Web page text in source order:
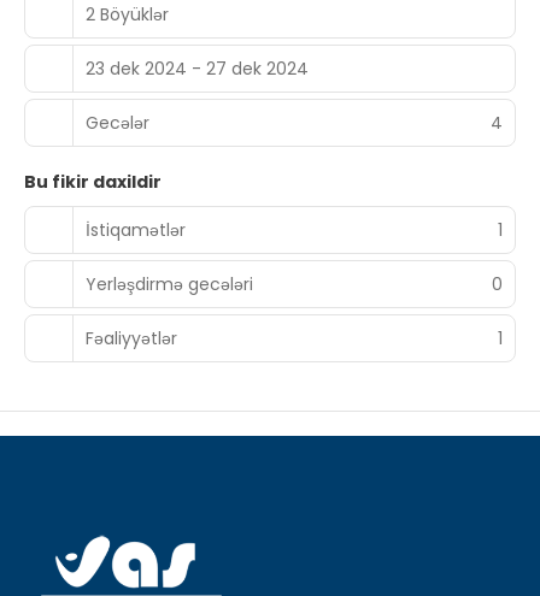
2 Böyüklər
23 dek 2024 - 27 dek 2024
Gecələr 4
Bu fikir daxildir
İstiqamətlər
1
Yerləşdirmə gecələri 0
Fəaliyyətlər 1